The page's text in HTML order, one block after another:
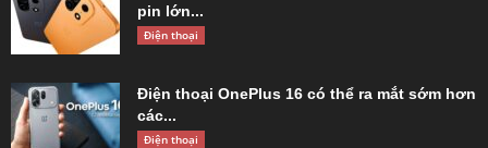
pin lớn...
Điện thoại
Điện thoại OnePlus 16 có thể ra mắt sớm hơn
các...
Điện thoại